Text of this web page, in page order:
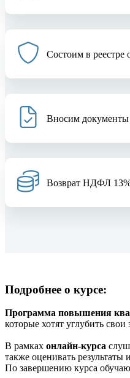
Состоим в реестре
Вносим
Возврат НДФЛ
Подробнее о курсе:
Программа повышения
которые хотят углубить
В рамках онлайн-курса
также оценивать
По завершению курса